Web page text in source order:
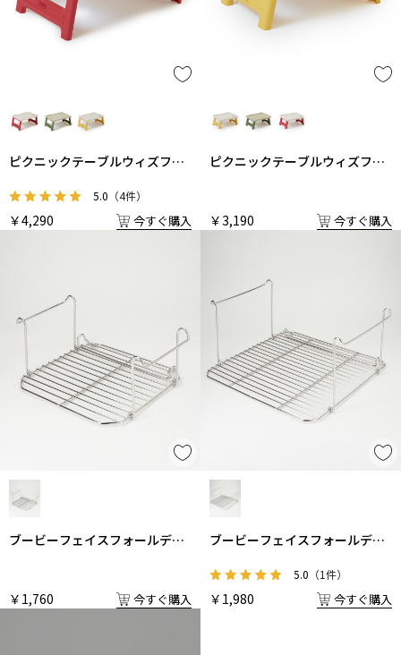
ピクニックテーブルウィズフォ
5.0 （4件）
￥4,290 今すぐ購入
ピクニックテーブルウィズフォ
￥3,190 今すぐ購入
ブービーフェイスフォールディ
￥1,760 今すぐ購入
ブービーフェイスフォールディ
5.0 （1件）
￥1,980 今すぐ購入